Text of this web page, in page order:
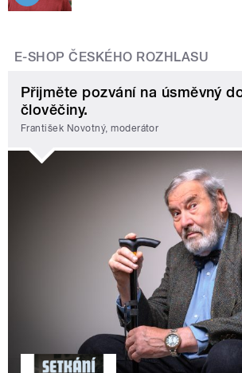
E-SHOP ČESKÉHO ROZHLASU
Přijměte pozvání na úsměvný
člověčiny.
František Novotný, moderátor